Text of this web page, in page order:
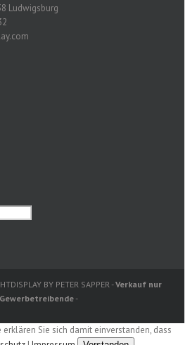
Ludwigsburg
BY PETER SAPPER -Verkauf nur
-
Sie sich damit einverstanden, dass